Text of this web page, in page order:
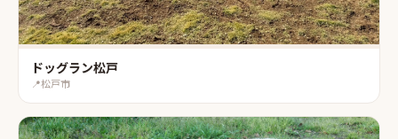
ドッグラン松戸
📍松戸市